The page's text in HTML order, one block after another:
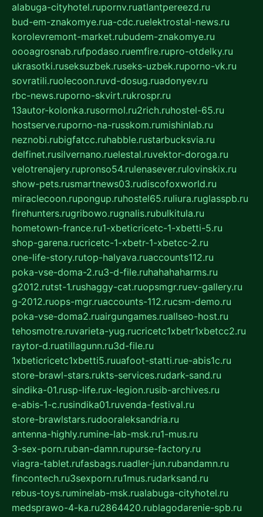
alabuga-cityhotel.rupornv.ruatlantpereezd.ru
bud-em-znakomye.rua-cdc.ruelektrostal-news.ru
korolevremont-market.rubudem-znakomye.ru
oooagrosnab.rufpodaso.ruemfire.rupro-otdelky.ru
ukrasotki.ruseksuzbek.ruseks-uzbek.ruporno-vk.ru
sovratili.ruolecoon.ruvd-dosug.ruadonyev.ru
rbc-news.ruporno-skvirt.rukrospr.ru
13autor-kolonka.rusormol.ru2rich.ruhostel-65.ru
hostserve.ruporno-na-russkom.rumishinlab.ru
neznobi.rubigfatcc.ruhabble.rustarbucksvia.ru
delfinet.rusilvernano.ruelestal.ruvektor-doroga.ru
velotrenajery.rupronso54.rulenasever.rulovinskix.ru
show-pets.rusmartnews03.rudiscofoxworld.ru
miraclecoon.rupongup.ruhostel65.ruliura.ruglasspb.ru
firehunters.rugribowo.rugnalis.rubulkitula.ru
hometown-france.ru1-xbeticricetc-1-xbetti-5.ru
shop-garena.rucricetc-1-xbetr-1-xbetcc-2.ru
one-life-story.rutop-halyava.ruaccounts112.ru
poka-vse-doma-2.ru3-d-file.ruhahahaharms.ru
g2012.rutst-1.rushaggy-cat.ruopsmgr.ruev-gallery.ru
g-2012.ruops-mgr.ruaccounts-112.rucsm-demo.ru
poka-vse-doma2.ruairgungames.ruallseo-host.ru
tehosmotre.ruvarieta-yug.rucricetc1xbetr1xbetcc2.ru
raytor-d.ruatillagunn.ru3d-file.ru
1xbeticricetc1xbetti5.ruuafoot-statti.rue-abis1c.ru
store-brawl-stars.rukts-services.rudark-sand.ru
sindika-01.rusp-life.rux-legion.rusib-archives.ru
e-abis-1-c.rusindika01.ruvenda-festival.ru
store-brawlstars.rudooraleksandria.ru
antenna-highly.rumine-lab-msk.ru1-mus.ru
3-sex-porn.ruban-damn.rupurse-factory.ru
viagra-tablet.rufasbags.ruadler-jun.rubandamn.ru
fincontech.ru3sexporn.ru1mus.rudarksand.ru
rebus-toys.ruminelab-msk.rualabuga-cityhotel.ru
medsprawo-4-ka.ru2864420.rublagodarenie-spb.ru